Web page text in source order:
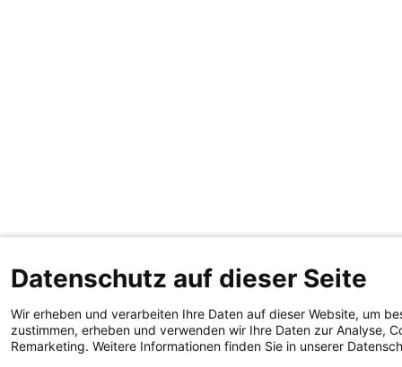
Datenschutz auf dieser Seite
Wir erheben und verarbeiten Ihre Daten auf dieser Website, um
zustimmen, erheben und verwenden wir Ihre Daten zur Analyse,
Remarketing. Weitere Informationen finden Sie in unserer